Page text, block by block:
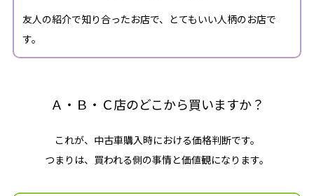
友人の紹介で知り合ったお店で、とてもいい人柄のお店で
す。
Ａ・Ｂ・Ｃ店のどこから買いますか？
これが、中古車購入時における価格判断です。
つまりは、買われる側の事情と価値観になります。